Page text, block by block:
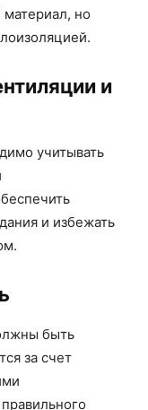
но
и
учитывать
и избежать
быть
за счет